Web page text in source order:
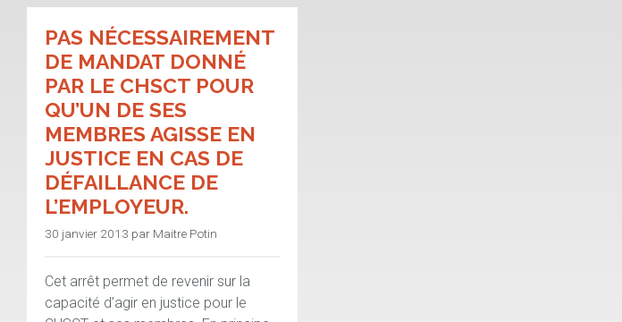
PAS NÉCESSAIREMENT
DE MANDAT DONNÉ
PAR LE CHSCT POUR
QU’UN DE SES
MEMBRES AGISSE EN
JUSTICE EN CAS DE
DÉFAILLANCE DE
L’EMPLOYEUR.
30 janvier 2013 par Maitre Potin
Cet arrêt permet de revenir sur la
capacité d’agir en justice pour le